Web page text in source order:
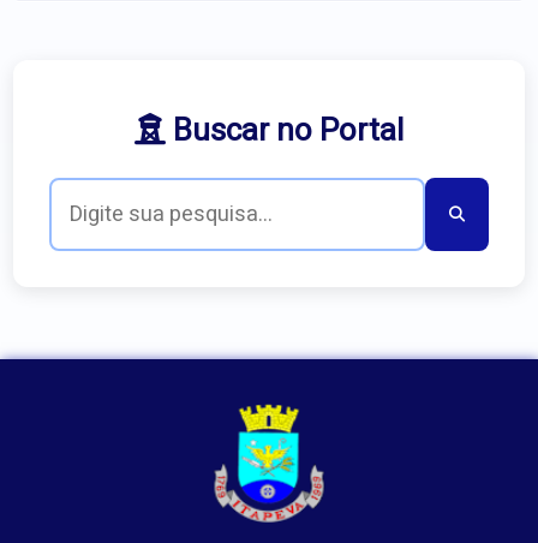
Buscar no Portal